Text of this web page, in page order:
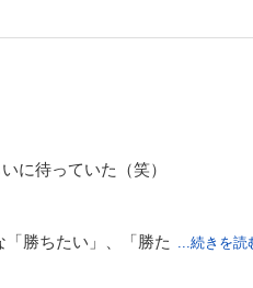
に待っていた（笑）
勝ちたい」、「勝た
...続きを読